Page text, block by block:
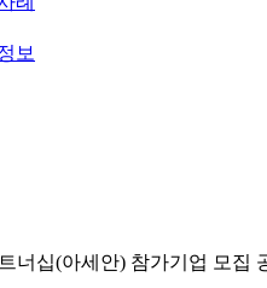
보
너십(아세안) 참가기업 모집